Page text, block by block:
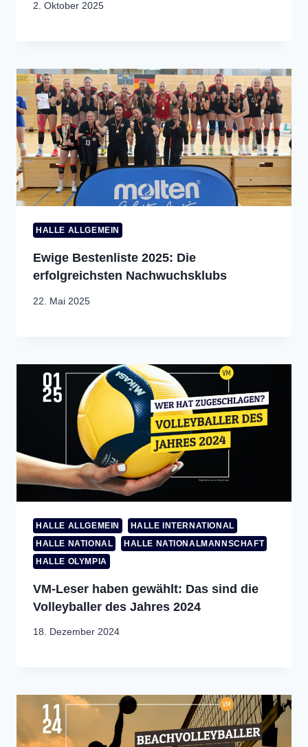
2. Oktober 2025
HALLE ALLGEMEIN
Ewige Bestenliste 2025: Die
erfolgreichsten Nachwuchsklubs
22. Mai 2025
HALLE ALLGEMEIN
HALLE INTERNATIONAL
HALLE NATIONAL
HALLE NATIONALMANNSCHAFT
HALLE OLYMPIA
VM-Leser haben gewählt: Das sind die
Volleyballer des Jahres 2024
18. Dezember 2024